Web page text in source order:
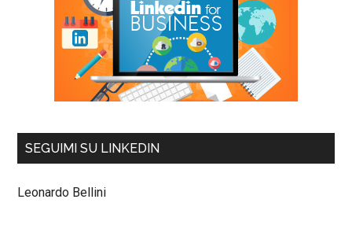
SEGUIMI SU LINKEDIN
Leonardo Bellini